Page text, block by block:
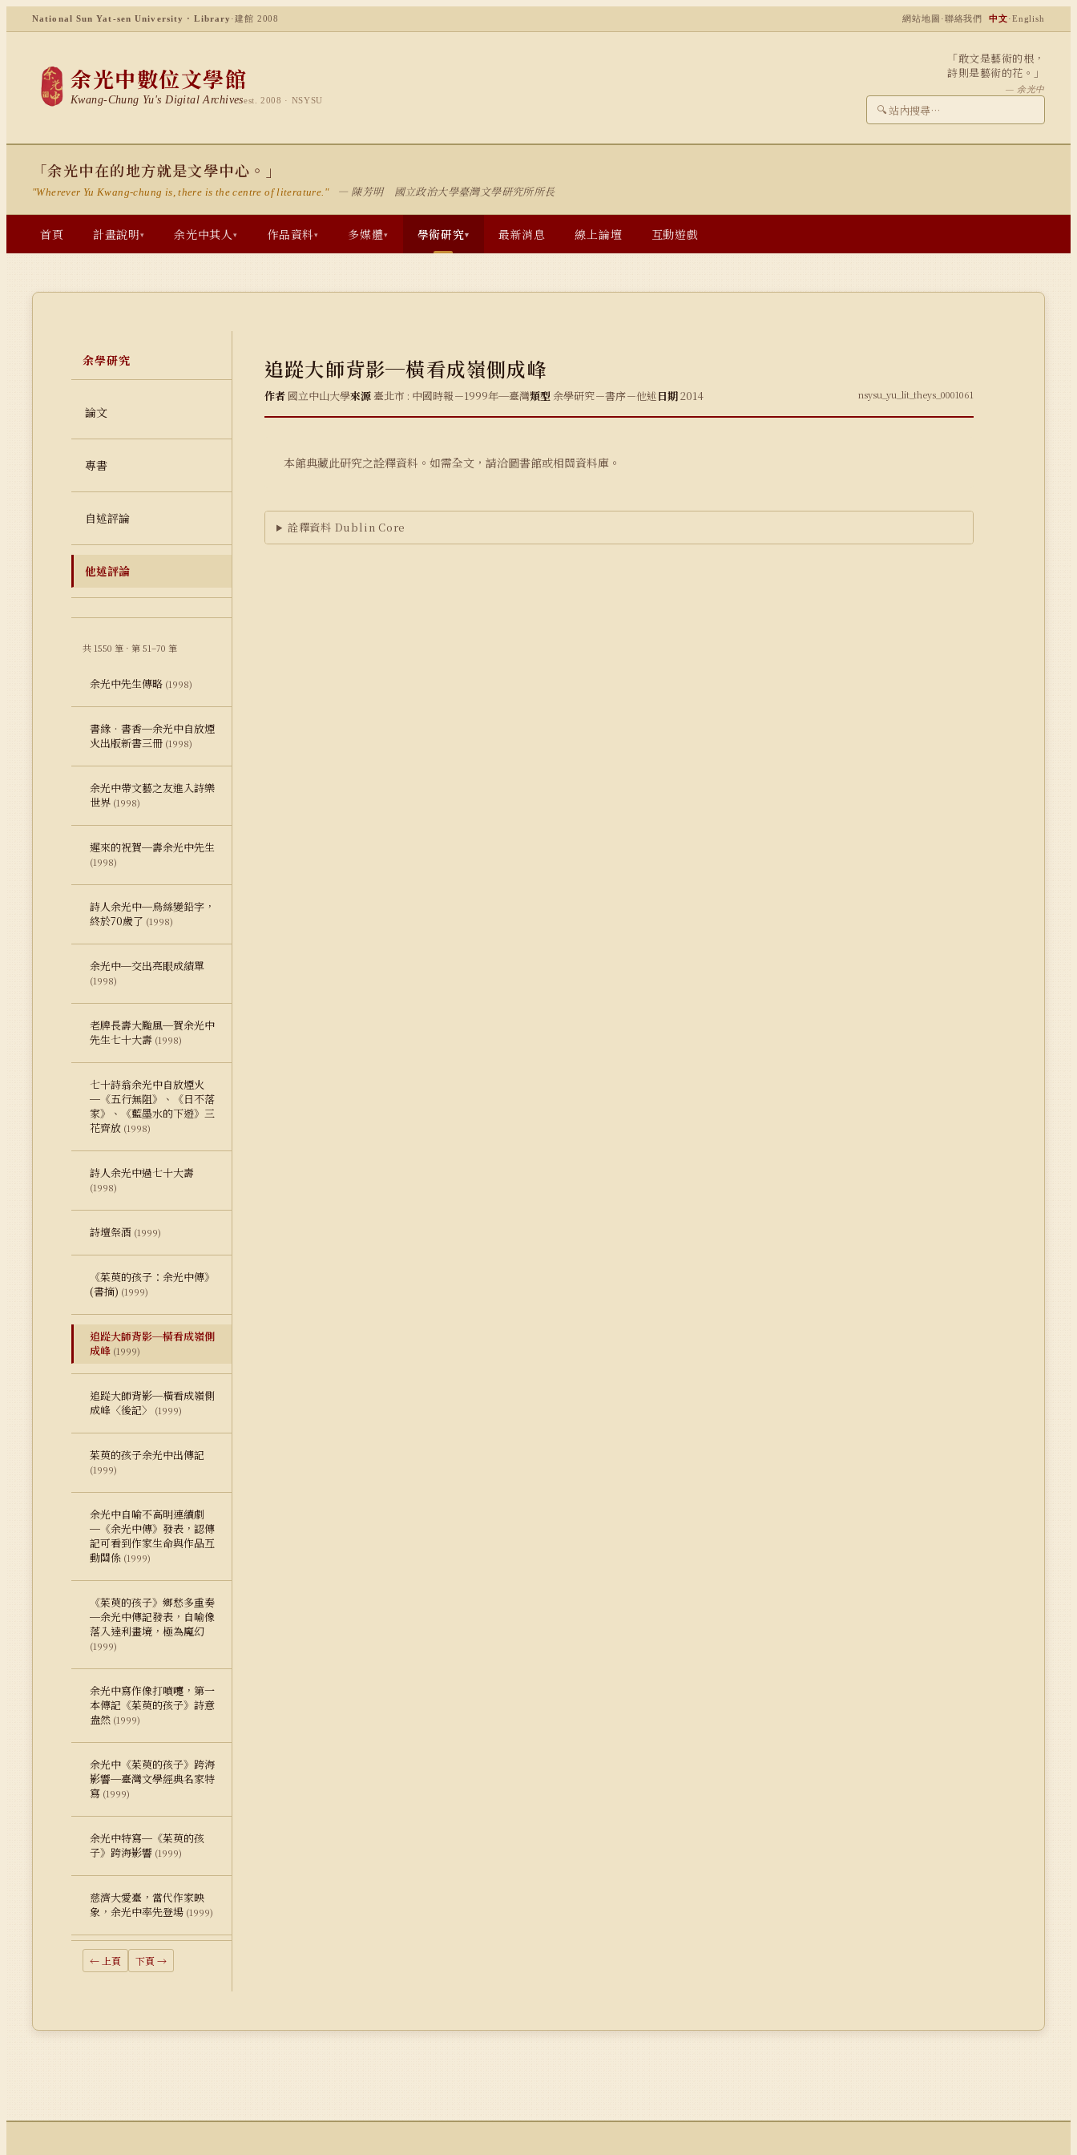
National Sun Yat-sen University · Library ·建館 2008 網站地圖 ·聯絡我們 中文·English
余光中數位文學館
Kwang-Chung Yu's Digital Archivesest. 2008 · NSYSU
「敢文是藝術的根，
詩則是藝術的花。」
— 余光中
🔍
「余光中在的地方就是文學中心。」
"Wherever Yu Kwang-chung is, there is the centre of literature." — 陳芳明 國立政治大學臺灣文學研究所所長
首頁 計畫說明▾ 余光中其人▾ 作品資料▾ 多媒體▾ 學術研究▾ 最新消息 線上論壇 互動遊戲
余學研究
論文
專書
自述評論
他述評論
共 1550 筆 · 第 51–70 筆
余光中先生傳略 (1998)
書緣‧書香─余光中自放煙
火出版新書三冊 (1998)
余光中帶文藝之友進入詩樂
世界 (1998)
遲來的祝賀─壽余光中先生
(1998)
詩人余光中─烏絲變鉛字，
終於70歲了 (1998)
余光中─交出亮眼成績單
(1998)
老牌長壽大颱風─賀余光中
先生七十大壽 (1998)
七十詩翁余光中自放煙火
─《五行無阻》、《日不落
家》、《藍墨水的下遊》三
花齊放 (1998)
詩人余光中過七十大壽
(1998)
詩壇祭酒 (1999)
《茱萸的孩子：余光中傳》
(書摘) (1999)
追踨大師背影─橫看成嶺側
成峰 (1999)
追踨大師背影─橫看成嶺側
成峰〈後記〉
(1999)
茱萸的孩子余光中出傳記
(1999)
余光中自喻不高明連續劇
─《余光中傳》發表，認傳
記可看到作家生命與作品互
動關係 (1999)
《茱萸的孩子》鄉愁多重奏
─余光中傳記發表，自喻像
落入達利畫境，極為魔幻
(1999)
余光中寫作像打噴嚏，第一
本傳記《茱萸的孩子》詩意
盎然 (1999)
余光中《茱萸的孩子》跨海
影響─臺灣文學經典名家特
寫 (1999)
余光中特寫─《茱萸的孩
子》跨海影響 (1999)
慈濟大愛臺，當代作家映
象，余光中率先登場 (1999)
← 上頁 下頁 →
追踨大師背影─橫看成嶺側成峰
作者 國立中山大學來源臺北市 : 中國時報－1999年─臺灣類型 余學研究－書序－他述日期2014 nsysu_yu_lit_theys_0001061
本館典藏此研究之詮釋資料。如需全文，請洽圖書館或相關資料庫。
詮釋資料 Dublin Core